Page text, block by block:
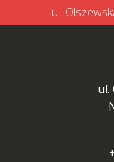
ul.
ul.